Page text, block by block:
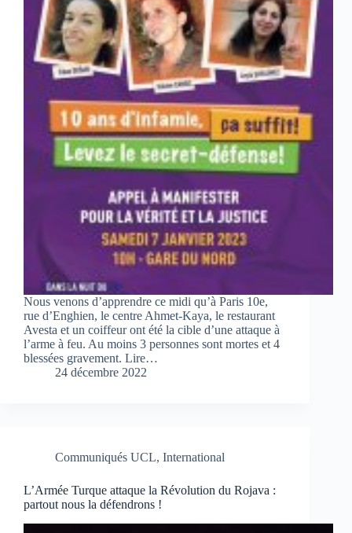
Nous venons d’apprendre ce midi qu’à Paris 10e,
rue d’Enghien, le centre Ahmet-Kaya, le restaurant
Avesta et un coiffeur ont été la cible d’une attaque à
l’arme à feu. Au moins 3 personnes sont mortes et 4
blessées gravement. Lire…
24 décembre 2022
Communiqués UCL, International
L’Armée Turque attaque la Révolution du Rojava :
partout nous la défendrons !